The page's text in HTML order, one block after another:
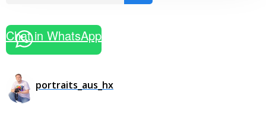
Chat in WhatsApp
portraits_aus_hx